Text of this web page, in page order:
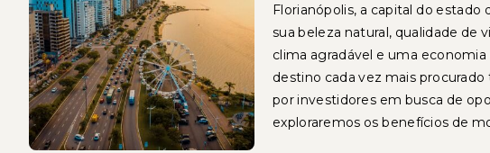
Florianópolis, a capital do estado
sua beleza natural, qualidade de
clima agradável e uma
destino cada vez mais
por investidores em busca de
exploraremos os benefícios de